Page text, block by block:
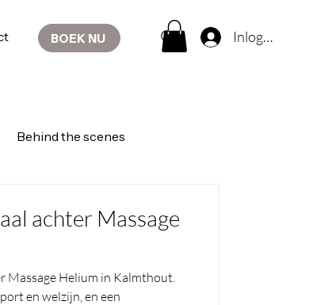
BOEK NU Inloggen
Behind the scenes
achter Massage
Massage Helium in Kalmthout.
en welzijn, en een